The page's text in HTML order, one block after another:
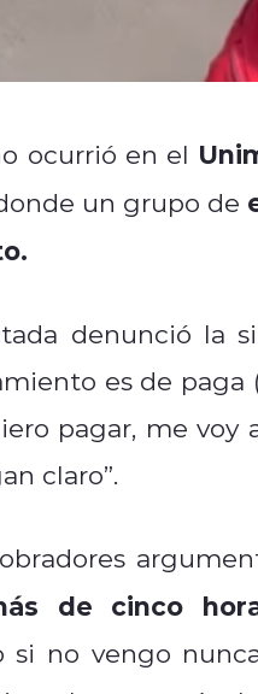
ocurrió en el
un grupo de
denunció la
es de paga
pagar, me
claro”.
de cinco
si no vengo